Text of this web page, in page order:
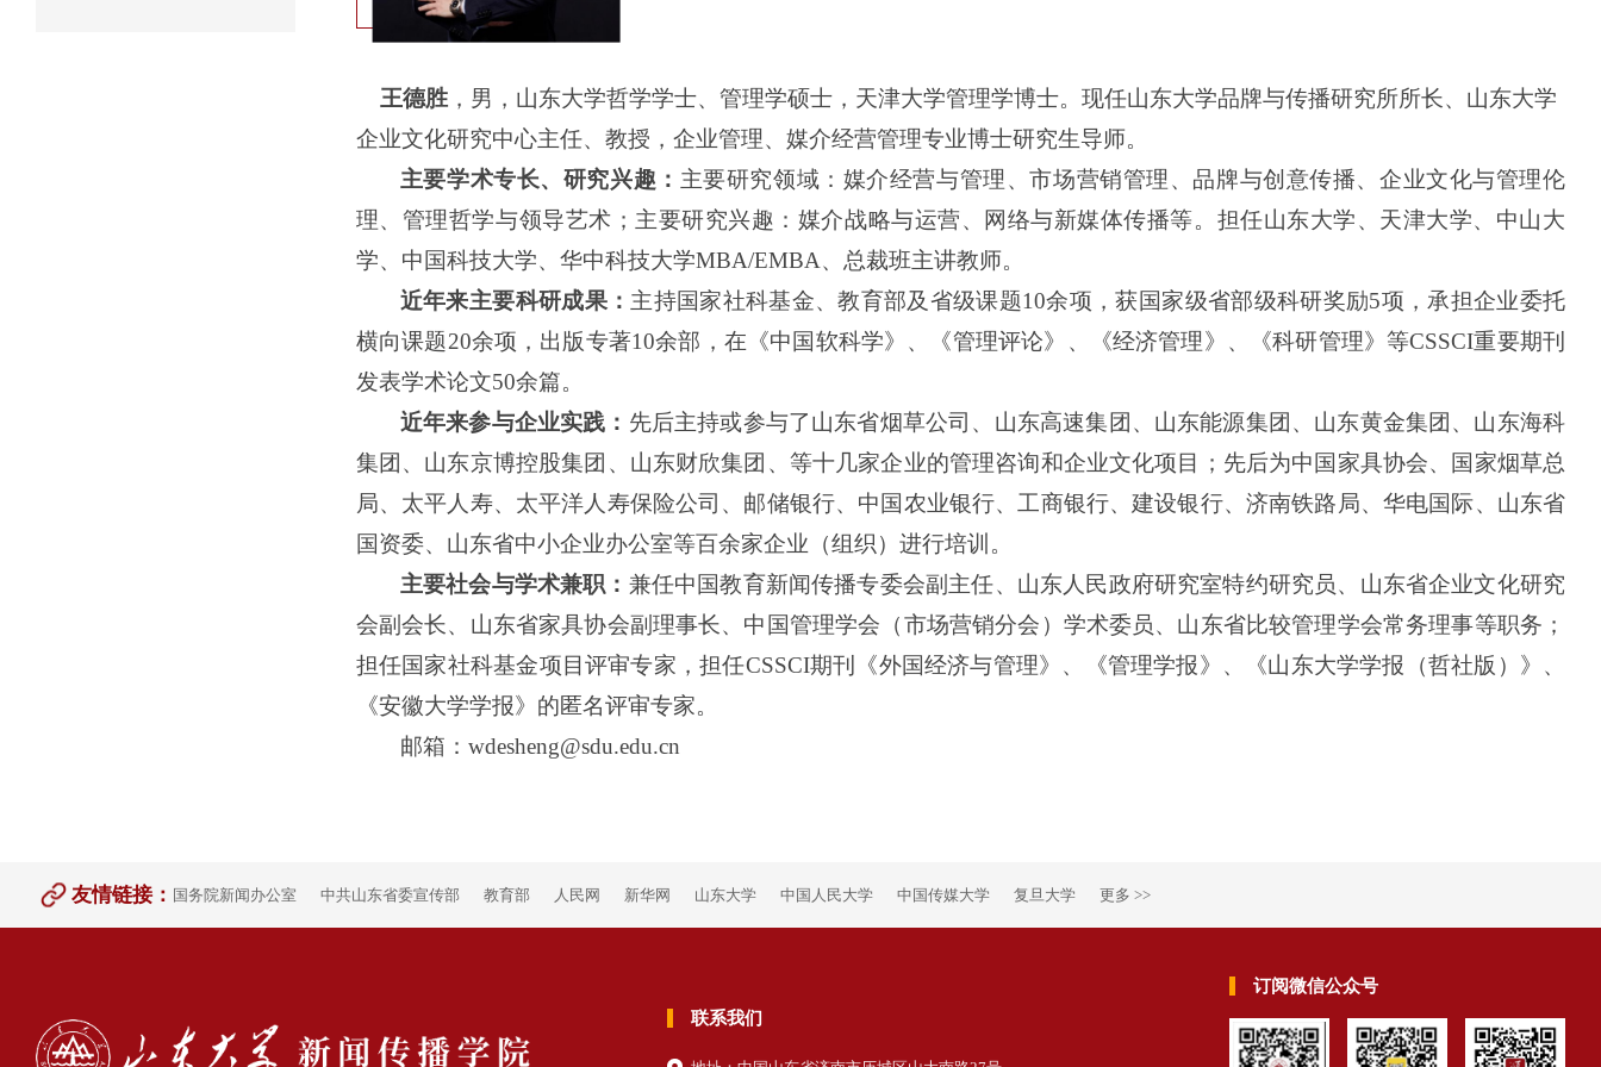
王德胜，男，山东大学哲学学士、管理学硕士，天津大学管理学博士。现任山东大学品牌与传播研究所所长、山东大学
企业文化研究中心主任、教授，企业管理、媒介经营管理专业博士研究生导师。
主要学术专长、研究兴趣： 主要研究领域：媒介经营与管理、市场营销管理、品牌与创意传播、企业文化与管理伦
理、管理哲学与领导艺术；主要研究兴趣：媒介战略与运营、网络与新媒体传播等。担任山东大学、天津大学、中山大
学、中国科技大学、华中科技大学MBA/EMBA、总裁班主讲教师。
近年来主要科研成果： 主持国家社科基金、教育部及省级课题10余项，获国家级省部级科研奖励5项，承担企业委托
横向课题20余项 ， 出版专著10余部 ，在《中国软科学》、《管理评论》、《经济管理》、《科研管理》等CSSCI重要期刊
发表学术论文50余篇。
近年来参与企业实践： 先后主持或参与了山东省烟草公司、山东高速集团、山东能源集团、山东黄金集团、山东海科
集团、山东京博控股集团、山东财欣集团、等十几家企业的管理咨询和企业文化项目；先后为中国家具协会、国家烟草总
局、太平人寿、太平洋人寿保险公司、邮储银行、中国农业银行、工商银行、建设银行、济南铁路局、华电国际、山东省
国资委、山东省中小企业办公室等百余家企业（组织）进行培训。
主要社会与学术兼职： 兼任中国教育新闻传播专委会副主任、山东人民政府研究室特约研究员、山东省企业文化研究
会副会长、山东省家具协会副理事长、中国管理学会（市场营销分会）学术委员、山东省比较管理学会常务理事等职务；
担任国家社科基金项目评审专家，担任CSSCI期刊《外国经济与管理》、《管理学报》、《山东大学学报（哲社版）》、
《安徽大学学报》的匿名评审专家。
邮箱： wdesheng@sdu.edu.cn
友情链接： 国务院新闻办公室 中共山东省委宣传部 教育部 人民网 新华网 山东大学 中国人民大学 中国传媒大学 复旦大学 更多 >>
联系我们
订阅微信公众号